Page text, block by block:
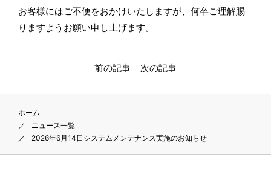
お客様にはご不便をおかけいたしますが、何卒ご理解賜
りますようお願い申し上げます。
前の記事 次の記事
ホーム
ニュース一覧
2026年6月14日システムメンテナンス実施のお知らせ